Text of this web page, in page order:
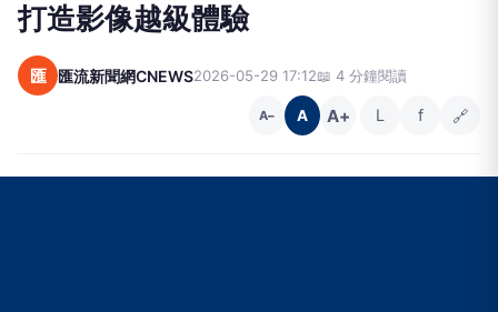
打造影像越級體驗
匯 匯流新聞網CNEWS2026-05-29 17:12📖 4 分鐘閱讀
A− A A+ L f 🔗